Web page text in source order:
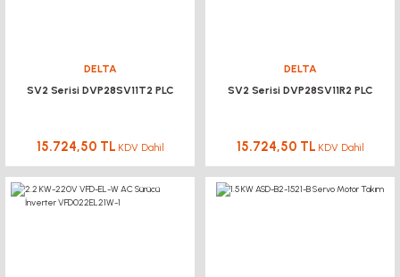
DELTA
SV2 Serisi DVP28SV11T2 PLC
15.724,50 TL KDV Dahil
DELTA
SV2 Serisi DVP28SV11R2 PLC
15.724,50 TL KDV Dahil